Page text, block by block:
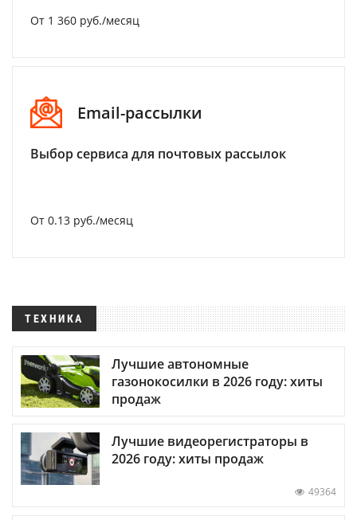
От 1 360 руб./месяц
Email-рассылки
Выбор сервиса для почтовых рассылок
От 0.13 руб./месяц
ТЕХНИКА
Лучшие автономные
газонокосилки в 2026 году: хиты
продаж
Лучшие видеорегистраторы в
2026 году: хиты продаж
49364